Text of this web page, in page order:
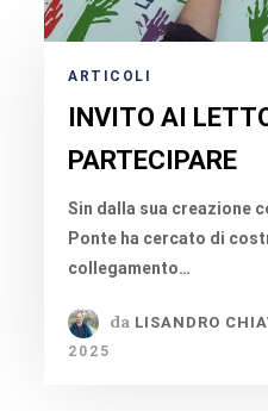
ARTICOLI
INVITO AI
PARTECIPARE
Sin dalla sua creazione
Ponte ha cercato di
collegamento…
da LISANDRO
2025